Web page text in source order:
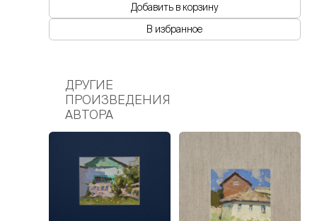
Добавить в корзину
В избранное
ДРУГИЕ
ПРОИЗВЕДЕНИЯ
АВТОРА